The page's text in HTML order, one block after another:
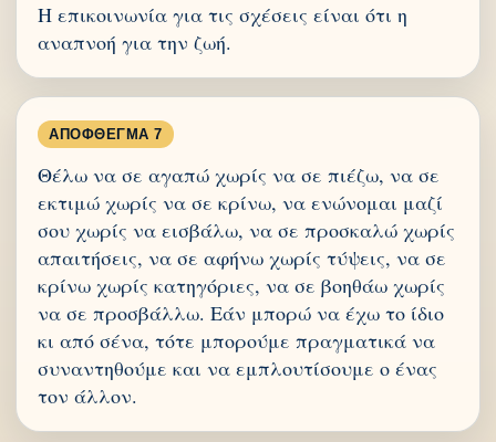
Η επικοινωνία για τις σχέσεις είναι ότι η
αναπνοή για την ζωή.
ΑΠΌΦΘΕΓΜΑ 7
Θέλω να σε αγαπώ χωρίς να σε πιέζω, να σε
εκτιμώ χωρίς να σε κρίνω, να ενώνομαι μαζί
σου χωρίς να εισβάλω, να σε προσκαλώ χωρίς
απαιτήσεις, να σε αφήνω χωρίς τύψεις, να σε
κρίνω χωρίς κατηγόριες, να σε βοηθάω χωρίς
να σε προσβάλλω. Εάν μπορώ να έχω το ίδιο
κι από σένα, τότε μπορούμε πραγματικά να
συναντηθούμε και να εμπλουτίσουμε ο ένας
τον άλλον.